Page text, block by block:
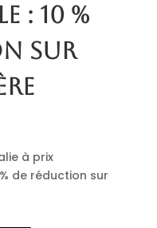
: 10 %
sur
à prix
de réduction sur